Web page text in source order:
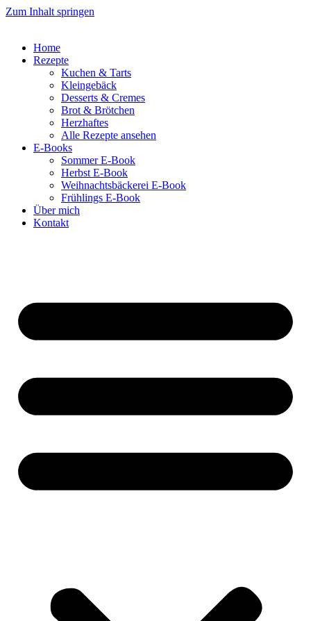
Zum Inhalt springen
Home
Rezepte
Kuchen & Tarts
Kleingebäck
Desserts & Cremes
Brot & Brötchen
Herzhaftes
Alle Rezepte ansehen
E-Books
Sommer E-Book
Herbst E-Book
Weihnachtsbäckerei E-Book
Frühlings E-Book
Über mich
Kontakt